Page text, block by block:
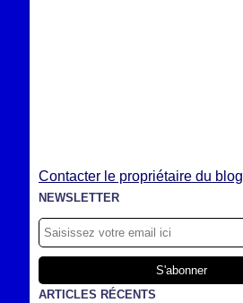
Contacter le propriétaire du blog
NEWSLETTER
ARTICLES RÉCENTS